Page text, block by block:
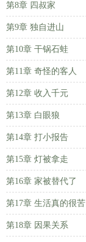
第8章 四叔家
第9章 独自进山
第10章 干锅石蛙
第11章 奇怪的客人
第12章 收入千元
第13章 白眼狼
第14章 打小报告
第15章 灯被拿走
第16章 家被替代了
第17章 生活真的很苦
第18章 因果关系